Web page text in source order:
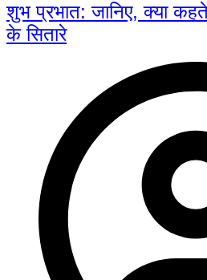
शुभ प्रभात: जानिए, क्या
के सितारे